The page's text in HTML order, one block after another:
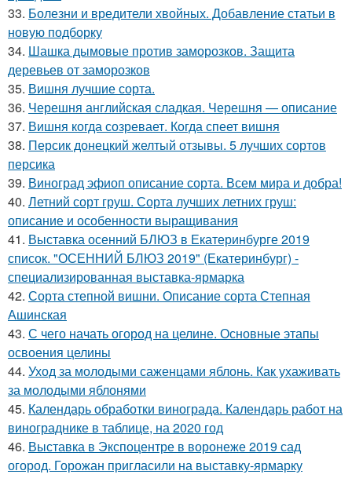
33. Болезни и вредители хвойных. Добавление статьи в
новую подборку
34. Шашка дымовые против заморозков. Защита
деревьев от заморозков
35. Вишня лучшие сорта.
36. Черешня английская сладкая. Черешня — описание
37. Вишня когда созревает. Когда спеет вишня
38. Персик донецкий желтый отзывы. 5 лучших сортов
персика
39. Виноград эфиоп описание сорта. Всем мира и добра!
40. Летний сорт груш. Сорта лучших летних груш:
описание и особенности выращивания
41. Выставка осенний БЛЮЗ в Екатеринбурге 2019
список. "ОСЕННИЙ БЛЮЗ 2019" (Екатеринбург) -
специализированная выставка-ярмарка
42. Сорта степной вишни. Описание сорта Степная
Ашинская
43. С чего начать огород на целине. Основные этапы
освоения целины
44. Уход за молодыми саженцами яблонь. Как ухаживать
за молодыми яблонями
45. Календарь обработки винограда. Календарь работ на
винограднике в таблице, на 2020 год
46. Выставка в Экспоцентре в воронеже 2019 сад
огород. Горожан пригласили на выставку-ярмарку